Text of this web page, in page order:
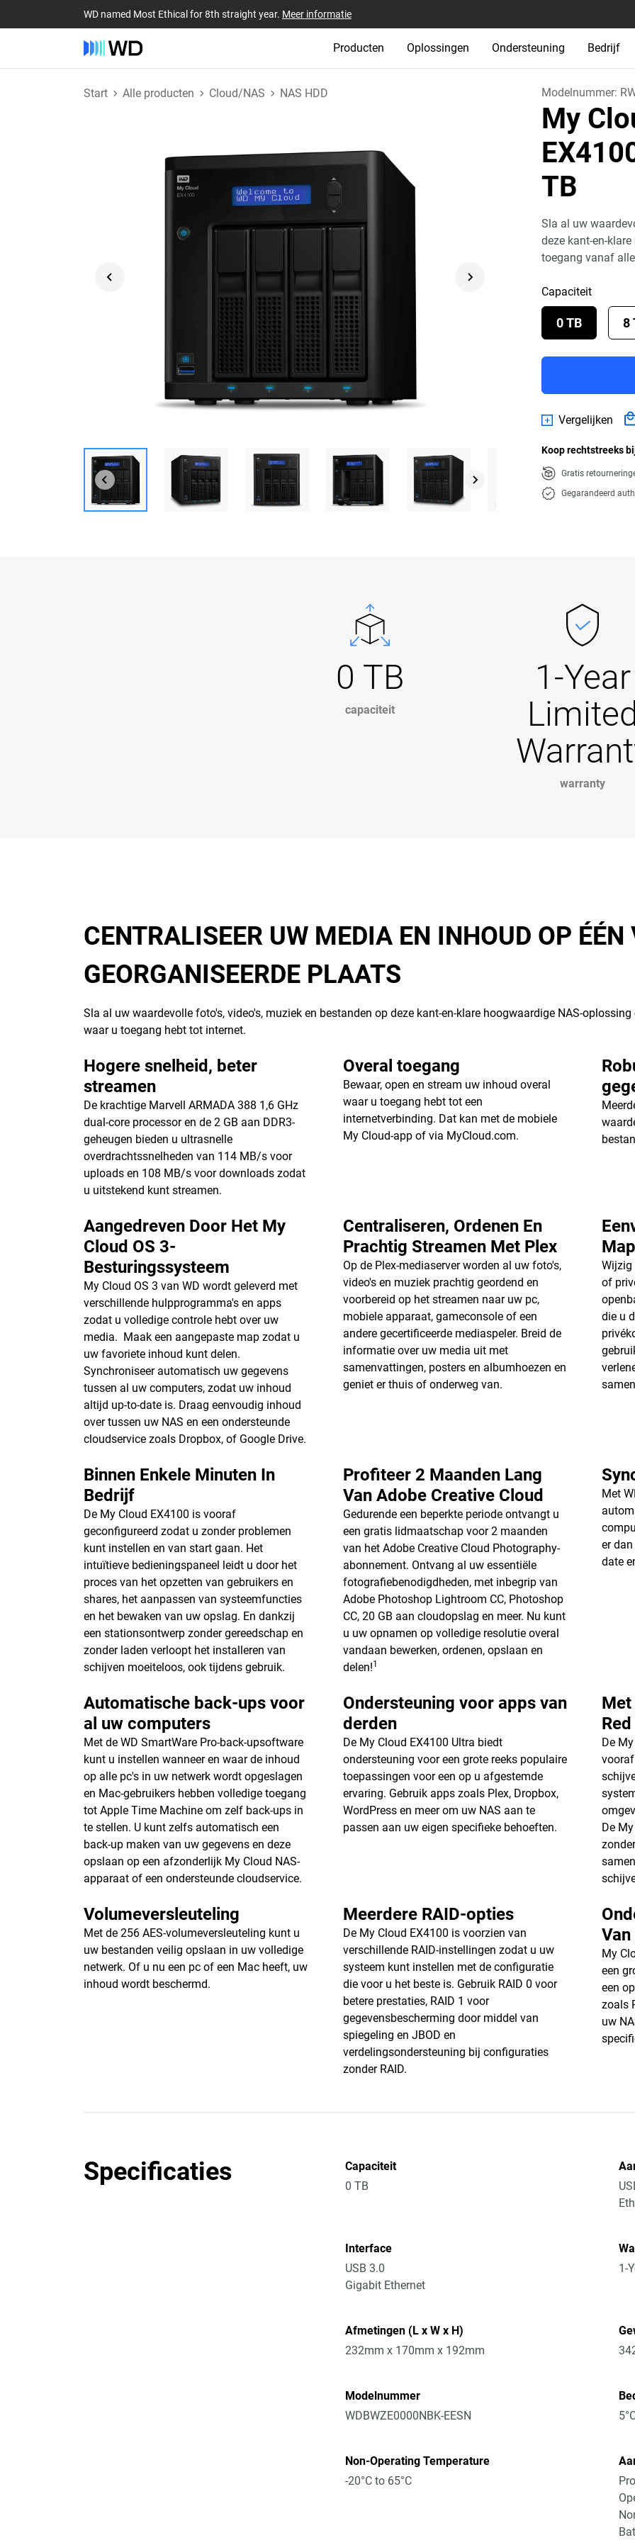
WD named Most Ethical for 8th straight year. Meer informatie
Producten Oplossingen Ondersteuning Bedrijf
Start Alle producten Cloud/NAS NAS HDD Modelnummer:
My
TB
Sla al uw
deze kant-en-
toegang vanaf
Capaciteit
0 TB 8
Vergelijken
Koop rechtstreeks
Gratis
Gegarandeerd
0 TB
capaciteit
1-Year
Limited
warranty
CENTRALISEER UW MEDIA EN INHOUD OP ÉÉN
GEORGANISEERDE PLAATS
Sla al uw waardevolle foto's, video's, muziek en bestanden op deze kant-en-klare hoogwaardige NAS-
waar u toegang hebt tot internet.
Hogere snelheid, beter
streamen
De krachtige Marvell ARMADA 388 1,6 GHz
dual-core processor en de 2 GB aan DDR3-
geheugen bieden u ultrasnelle
overdrachtssnelheden van 114 MB/s voor
uploads en 108 MB/s voor downloads zodat
u uitstekend kunt streamen.
Overal toegang
Bewaar, open en stream uw inhoud overal
waar u toegang hebt tot een
internetverbinding. Dat kan met de mobiele
My Cloud-app of via MyCloud.com.
Aangedreven Door Het My
Cloud OS 3-
Besturingssysteem
My Cloud OS 3 van WD wordt geleverd met
verschillende hulpprogramma's en apps
zodat u volledige controle hebt over uw
media. Maak een aangepaste map zodat u
uw favoriete inhoud kunt delen.
Synchroniseer automatisch uw gegevens
tussen al uw computers, zodat uw inhoud
altijd up-to-date is. Draag eenvoudig inhoud
over tussen uw NAS en een ondersteunde
cloudservice zoals Dropbox, of Google Drive.
Centraliseren, Ordenen En
Prachtig Streamen Met Plex
Op de Plex-mediaserver worden al uw foto's,
video's en muziek prachtig geordend en
voorbereid op het streamen naar uw pc,
mobiele apparaat, gameconsole of een
andere gecertificeerde mediaspeler. Breid de
informatie over uw media uit met
samenvattingen, posters en albumhoezen en
geniet er thuis of onderweg van.
Wijzig
of
die u
Binnen Enkele Minuten In
Bedrijf
De My Cloud EX4100 is vooraf
geconfigureerd zodat u zonder problemen
kunt instellen en van start gaan. Het
intuïtieve bedieningspaneel leidt u door het
proces van het opzetten van gebruikers en
shares, het aanpassen van systeemfuncties
en het bewaken van uw opslag. En dankzij
een stationsontwerp zonder gereedschap en
zonder laden verloopt het installeren van
schijven moeiteloos, ook tijdens gebruik.
Profiteer 2 Maanden Lang
Van Adobe Creative Cloud
Gedurende een beperkte periode ontvangt u
een gratis lidmaatschap voor 2 maanden
van het Adobe Creative Cloud Photography-
abonnement. Ontvang al uw essentiële
fotografiebenodigdheden, met inbegrip van
Adobe Photoshop Lightroom CC, Photoshop
CC, 20 GB aan cloudopslag en meer. Nu kunt
u uw opnamen op volledige resolutie overal
vandaan bewerken, ordenen, opslaan en
delen!1
Met
er
date
Automatische back-ups voor
al uw computers
Met de WD SmartWare Pro-back-upsoftware
kunt u instellen wanneer en waar de inhoud
op alle pc's in uw netwerk wordt opgeslagen
en Mac-gebruikers hebben volledige toegang
tot Apple Time Machine om zelf back-ups in
te stellen. U kunt zelfs automatisch een
back-up maken van uw gegevens en deze
opslaan op een afzonderlijk My Cloud NAS-
apparaat of een ondersteunde cloudservice.
Ondersteuning voor apps van
derden
De My Cloud EX4100 Ultra biedt
ondersteuning voor een grote reeks populaire
toepassingen voor een op u afgestemde
ervaring. Gebruik apps zoals Plex, Dropbox,
WordPress en meer om uw NAS aan te
passen aan uw eigen specifieke behoeften.
Met
De
De
Volumeversleuteling
Met de 256 AES-volumeversleuteling kunt u
uw bestanden veilig opslaan in uw volledige
netwerk. Of u nu een pc of een Mac heeft, uw
inhoud wordt beschermd.
Meerdere RAID-opties
De My Cloud EX4100 is voorzien van
verschillende RAID-instellingen zodat u uw
systeem kunt instellen met de configuratie
die voor u het beste is. Gebruik RAID 0 voor
betere prestaties, RAID 1 voor
gegevensbescherming door middel van
spiegeling en JBOD en
verdelingsondersteuning bij configuraties
zonder RAID.
My
een
een
zoals
uw
Specificaties
Capaciteit
0 TB
Interface
USB 3.0
Gigabit Ethernet
1-
Afmetingen (L x W x H)
232mm x 170mm x 192mm
Modelnummer
WDBWZE0000NBK-EESN
Non-Operating Temperature
-20°C to 65°C